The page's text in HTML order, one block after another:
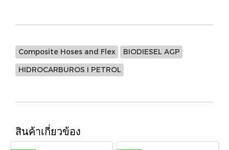
Composite Hoses and Flex BIODIESEL AGP
HIDROCARBUROS I PETROL
สินค้าเกี่ยวข้อง